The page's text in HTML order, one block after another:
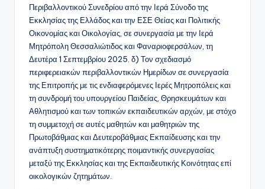
Περιβαλλοντικού Συνεδρίου από την Ιερά Σύνοδο της
Εκκλησίας της Ελλάδος και την ΕΣΕ Θείας και Πολιτικής
Οικονομίας και Οικολογίας, σε συνεργασία με την Ιερά
Μητρόπολη Θεσσαλιώτιδος και Φαναριοφερσάλων, τη
Δευτέρα 1 Σεπτεμβρίου 2025. δ) Τον σχεδιασμό
περιφερειακών περιβαλλοντικών Ημερίδων σε συνεργασία
της Επιτροπής με τις ενδιαφερόμενες Ιερές Μητροπόλεις και
τη συνδρομή του υπουργείου Παιδείας, Θρησκευμάτων και
Αθλητισμού και των τοπικών εκπαιδευτικών αρχών, με στόχο
τη συμμετοχή σε αυτές μαθητών και μαθητριών της
Πρωτοβάθμιας και Δευτεροβάθμιας Εκπαίδευσης και την
ανάπτυξη συστηματικότερης ποιμαντικής συνεργασίας
μεταξύ της Εκκλησίας και της Εκπαιδευτικής Κοινότητας επί
οικολογικών ζητημάτων.